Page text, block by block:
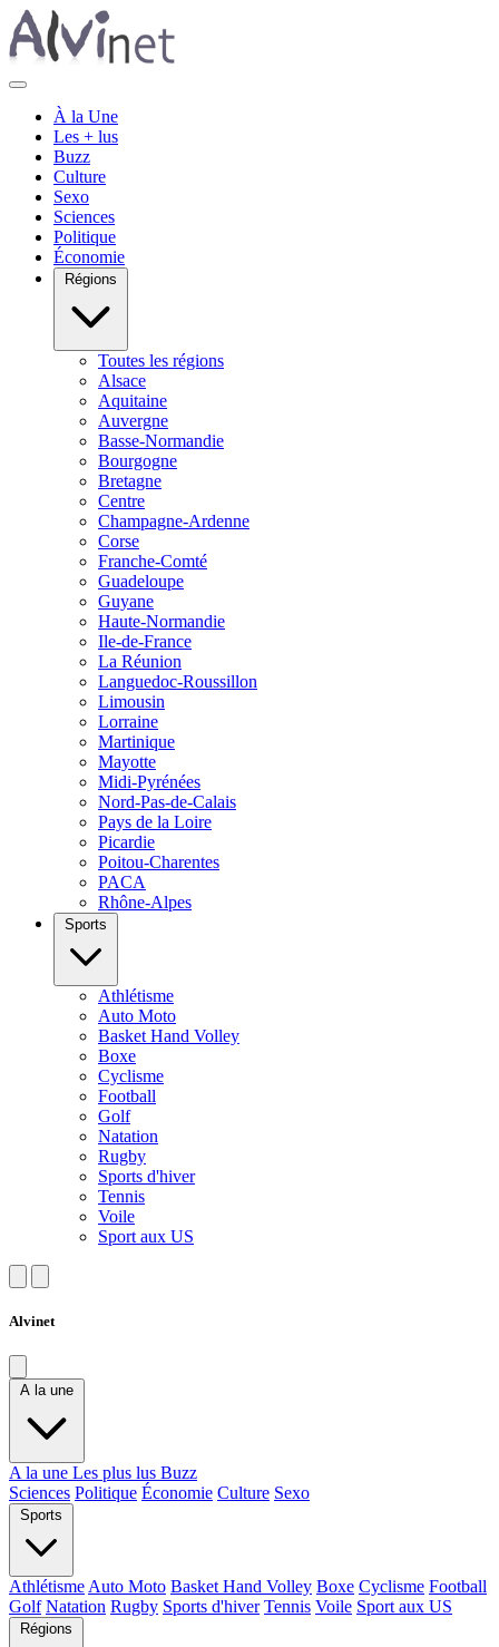
À la Une
Les + lus
Buzz
Culture
Sexo
Sciences
Politique
Économie
Régions
Toutes les régions
Alsace
Aquitaine
Auvergne
Basse-Normandie
Bourgogne
Bretagne
Centre
Champagne-Ardenne
Corse
Franche-Comté
Guadeloupe
Guyane
Haute-Normandie
Ile-de-France
La Réunion
Languedoc-Roussillon
Limousin
Lorraine
Martinique
Mayotte
Midi-Pyrénées
Nord-Pas-de-Calais
Pays de la Loire
Picardie
Poitou-Charentes
PACA
Rhône-Alpes
Sports
Athlétisme
Auto Moto
Basket Hand Volley
Boxe
Cyclisme
Football
Golf
Natation
Rugby
Sports d'hiver
Tennis
Voile
Sport aux US
Alvinet
A la une
A la une Les plus lus Buzz
Sciences Politique Économie Culture Sexo
Sports
Athlétisme Auto Moto Basket Hand Volley Boxe Cyclisme Football
Golf Natation Rugby Sports d'hiver Tennis Voile Sport aux US
Régions